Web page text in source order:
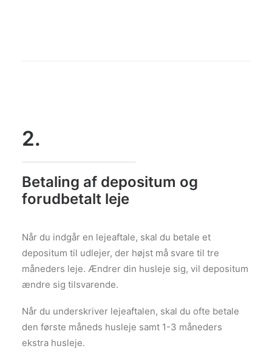
2.
Betaling af depositum og
forudbetalt leje
Når du indgår en lejeaftale, skal du betale et
depositum til udlejer, der højst må svare til tre
måneders leje. Ændrer din husleje sig, vil depositum
ændre sig tilsvarende.
Når du underskriver lejeaftalen, skal du ofte betale
den første måneds husleje samt 1-3 måneders
ekstra husleje.